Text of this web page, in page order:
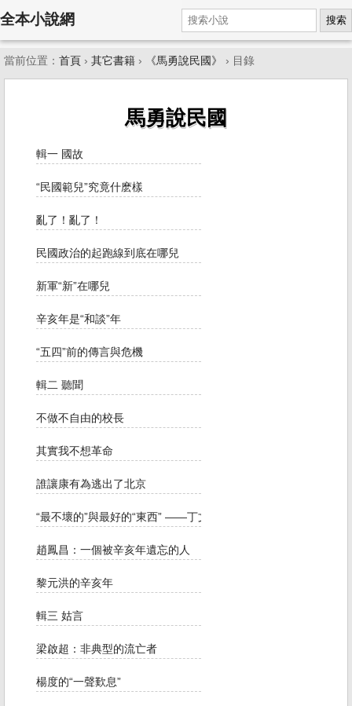
全本小說網 搜索
當前位置： 首頁 › 其它書籍 › 《馬勇說民國》 › 目錄
馬勇說民國
輯一 國故
“民國範兒”究竟什麽樣
亂了！亂了！
民國政治的起跑線到底在哪兒
新軍“新”在哪兒
辛亥年是“和談”年
“五四”前的傳言與危機
輯二 聽聞
不做不自由的校長
其實我不想革命
誰讓康有為逃出了北京
“最不壞的”與最好的“東西” ——丁文江的科學主義
趙鳳昌：一個被辛亥年遺忘的人
黎元洪的辛亥年
輯三 姑言
梁啟超：非典型的流亡者
楊度的“一聲歎息”